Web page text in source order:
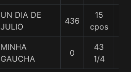
UN DIA DE
JULIO
436
15
cpos
MINHA
GAUCHA
0
43
1/4